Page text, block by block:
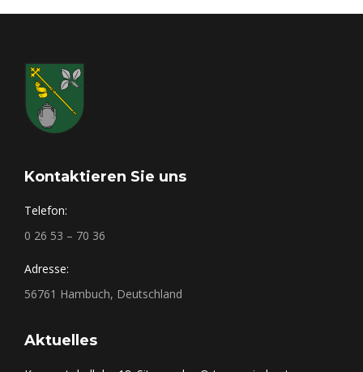
Kontaktieren Sie uns
Telefon:
0 26 53 – 70 36
Adresse:
56761 Hambuch, Deutschland
Aktuelles